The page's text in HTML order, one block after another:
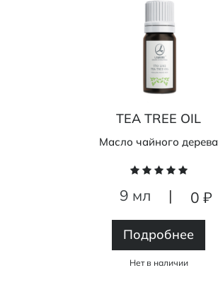
TEA TREE OIL
Масло чайного дерева
9 мл | 0 ₽
Нет в наличии
Подробнее